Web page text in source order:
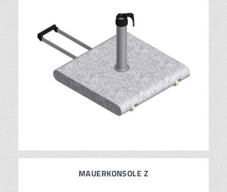
MAUERKONSOLE Z